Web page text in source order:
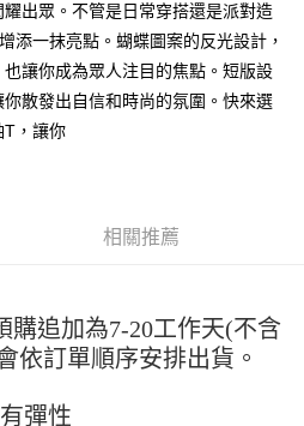
大哥大用戶可立即使用無須另外申請。
，訂單成立後會自動跳轉到大哥付的交易
期的期數、繳款截止日，確認付款後即完
額請依後續交易確認頁面所載為準。
哥付你分期」於每月結算日後寄送繳費提
限公司」（以下簡稱本公司）所提供，讓
使用本公司帳單繳交帳款。
後才付款」的支付方式。 讓您購物簡單
費通知簡訊。
點擊此簡訊中的連結，可透過四大超商／
付款，方視為交易完成。
消之訂單仍視為有效，需透過AFTEE先享
)免運費
出眾。不管是日常穿搭還是派對造
添一抹亮點。蝴蝶圖案的反光設計，
讓你成為眾人注目的焦點。短版設
散發出自信和時尚的氛圍。快來選
T，讓你
相關推薦
購追加為7-20工作天(不含
依訂單順序安排出貨。
有彈性